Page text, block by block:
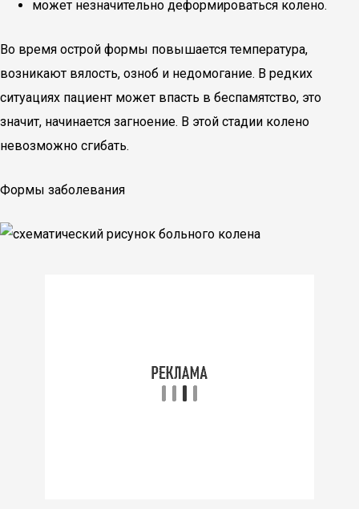
может незначительно деформироваться колено.
Во время острой формы повышается температура,
возникают вялость, озноб и недомогание. В редких
ситуациях пациент может впасть в беспамятство, это
значит, начинается загноение. В этой стадии колено
невозможно сгибать.
Формы заболевания